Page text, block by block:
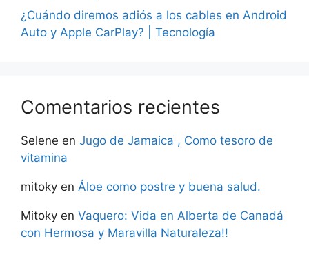
¿Cuándo diremos adiós a los cables en Android
Auto y Apple CarPlay? | Tecnología
Comentarios recientes
Selene en Jugo de Jamaica , Como tesoro de
vitamina
mitoky en Áloe como postre y buena salud.
Mitoky en Vaquero: Vida en Alberta de Canadá
con Hermosa y Maravilla Naturaleza!!